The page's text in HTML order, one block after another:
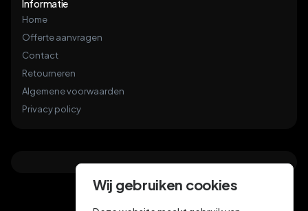
Informatie
Home
Offerte aanvragen
Contact
Retourneren
Algemene voorwaarden
Privacy policy
Wij gebruiken cookies